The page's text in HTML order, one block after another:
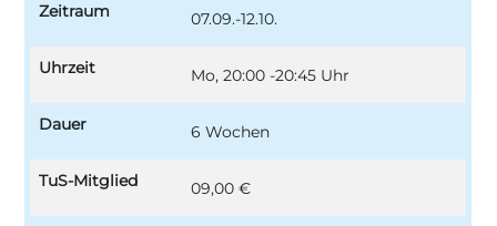
Zeitraum 07.09.-12.10.
Uhrzeit Mo, 20:00 -20:45 Uhr
Dauer 6 Wochen
TuS-Mitglied 09,00 €